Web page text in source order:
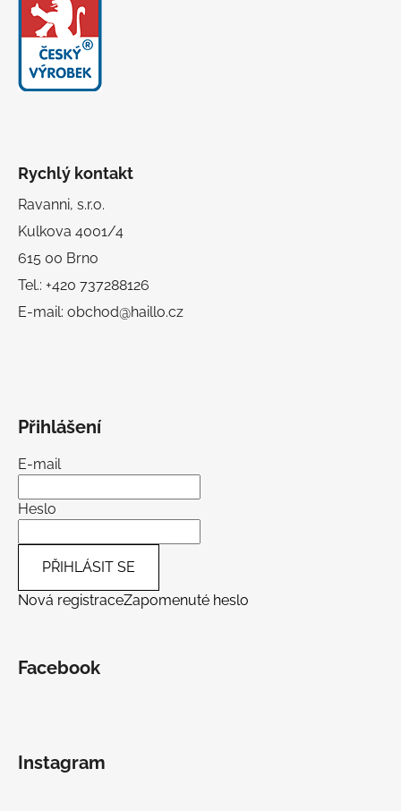
Rychlý kontakt
Ravanni, s.r.o.
Kulkova 4001/4
615 00 Brno
Tel.: +420 737288126
E-mail: obchod@haillo.cz
Přihlášení
E-mail
Heslo
PŘIHLÁSIT SE
Nová registraceZapomenuté heslo
Facebook
Instagram